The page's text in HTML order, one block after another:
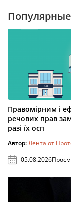
Правомірним і
речових прав
разі їх осп
Автор:Лента от
05.08.2026